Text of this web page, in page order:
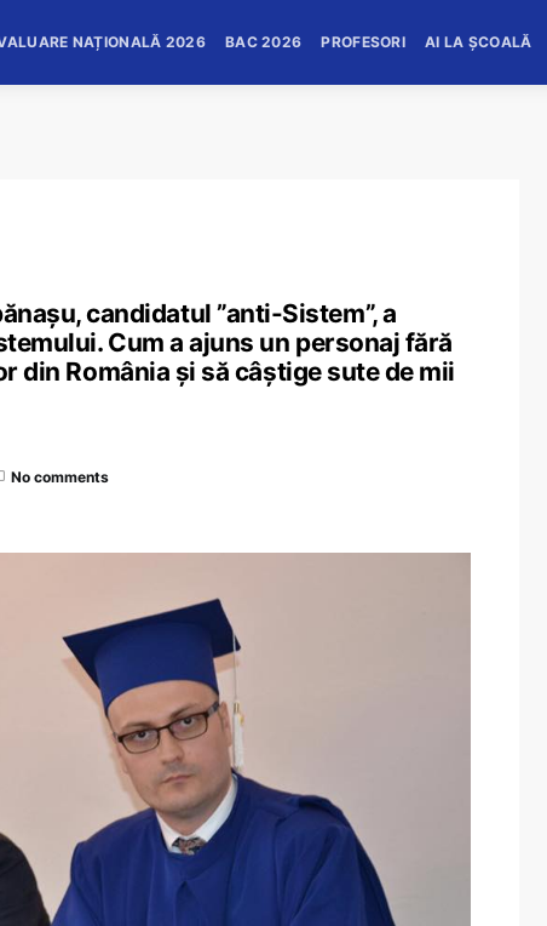
NAȚIONALĂ 2026 BAC 2026 PROFESORI AI LA ȘCOALĂ
candidatul ”anti-Sistem”, a
Cum a ajuns un personaj fără
România și să câștige sute de mii
No comments